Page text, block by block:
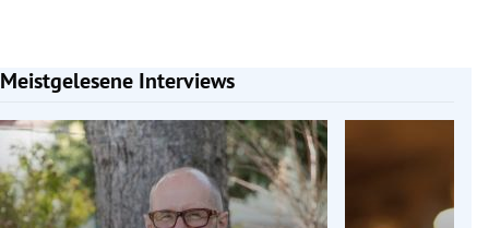
Meistgelesene Interviews
Slide 1 von 7